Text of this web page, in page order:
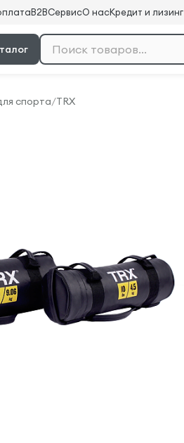
B2BСервисО насКредит и лизинг
спорта/TRX